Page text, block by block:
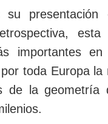
su
importantes
toda Europa
de la